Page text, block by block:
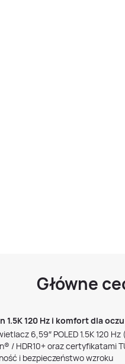
Główne
1.5K 120 Hz i komfort dla oczu
6,59″ POLED 1.5K 120
/ HDR10+ oraz certyfikatami
i bezpieczeństwo wzroku